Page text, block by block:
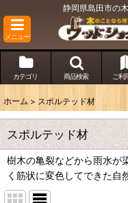
静岡県島田市の
メニュー
カテゴリ 商品検索 ご利
ホーム > スポルテッド材
スポルテッド材
樹木の亀裂などから雨水が
く筋状に変色してできた自